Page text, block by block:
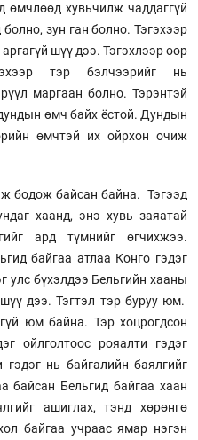
өмчлөөд хувьчилж чаддаггүй
зун ган болно. Тэгэхээр
шүү дээ. Тэгэхлээр өөр
тэр бэлчээрийг нь
маргаан болно. Тэрэнтэй
өмч байх ёстой. Дундын
өмчтэй их ойрхон очиж
бодож байсан байна. Тэгээд
хаанд, энэ хувь заяатай
ард түмнийг өгчихжээ.
байгаа атлаа Конго гэдэг
улс бүхэлдээ Бельгийн хааны
дээ. Тэгтэл тэр буруу юм.
юм байна. Тэр хоцрогдсон
ойлголтоос рояалти гэдэг
нь байгалийн баялгийг
байсан Бельгид байгаа хаан
ашиглах, тэнд хөрөнгө
байгаа учраас ямар нэгэн